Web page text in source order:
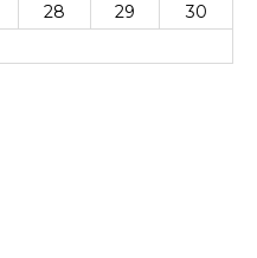
28 29
30